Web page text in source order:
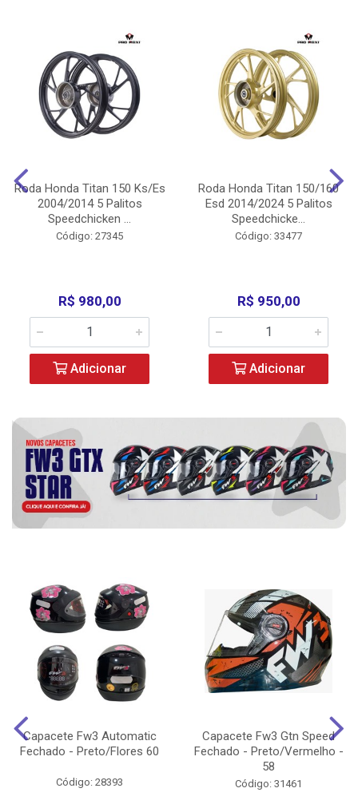
Roda Honda Titan 150 Ks/Es
2004/2014 5 Palitos
Speedchicken ...
Código: 27345
R$ 980,00
Adicionar
Roda Honda Titan 150/160
Esd 2014/2024 5 Palitos
Speedchicke...
Código: 33477
R$ 950,00
Adicionar
Capacete Fw3 Automatic
Fechado - Preto/Flores 60
Código: 28393
Capacete Fw3 Gtn Speed
Fechado - Preto/Vermelho -
58
Código: 31461